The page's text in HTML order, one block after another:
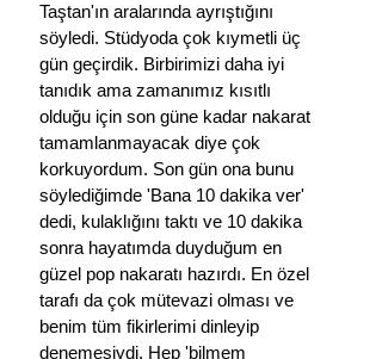
Taştan'ın aralarında ayrıştığını
söyledi. Stüdyoda çok kıymetli üç
gün geçirdik. Birbirimizi daha iyi
tanıdık ama zamanımız kısıtlı
olduğu için son güne kadar nakarat
tamamlanmayacak diye çok
korkuyordum. Son gün ona bunu
söylediğimde 'Bana 10 dakika ver'
dedi, kulaklığını taktı ve 10 dakika
sonra hayatımda duyduğum en
güzel pop nakaratı hazırdı. En özel
tarafı da çok mütevazi olması ve
benim tüm fikirlerimi dinleyip
denemesiydi. Hep 'bilmem